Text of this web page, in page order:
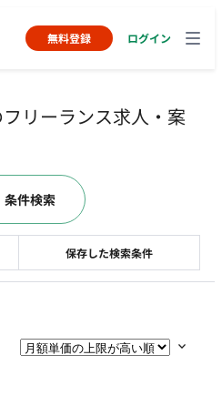
無料登録 ログイン
リーランス求人・案
保存した検索条件
条件検索